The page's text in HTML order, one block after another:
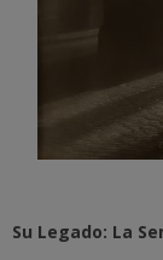
Su Legado: La